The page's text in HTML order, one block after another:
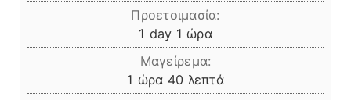
Προετοιμασία:
1 day
day 1 ώρα
ώρα
Μαγείρεμα:
1 ώρα
ώρα 40 λεπτά
λεπτά